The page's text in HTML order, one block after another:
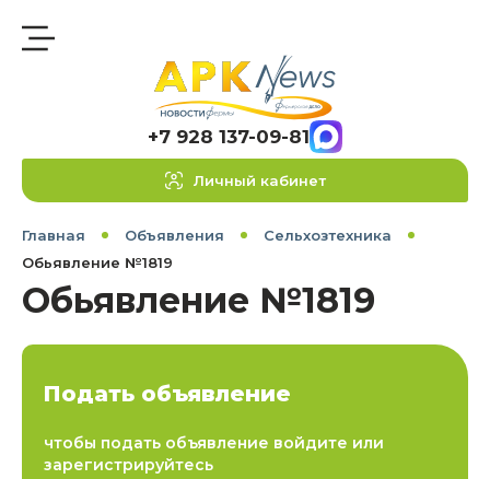
+7 928 137-09-81
Личный кабинет
Главная Объявления
Сельхозтехника
Обьявление №1819
Обьявление №1819
Подать объявление
чтобы подать объявление войдите или
зарегистрируйтесь